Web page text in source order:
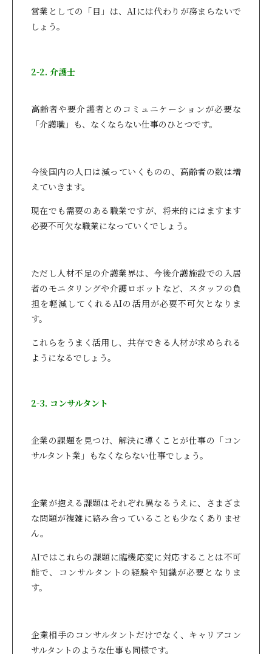
営業としての「目」は、AIには代わりが務まらないで
しょう。
2-2. 介護士
高齢者や要介護者とのコミュニケーションが必要な
「介護職」も、なくならない仕事のひとつです。
今後国内の人口は減っていくものの、高齢者の数は増
えていきます。
現在でも需要のある職業ですが、将来的にはますます
必要不可欠な職業になっていくでしょう。
ただし人材不足の介護業界は、今後介護施設での入居
者のモニタリングや介護ロボットなど、スタッフの負
担を軽減してくれるAIの活用が必要不可欠となりま
す。
これらをうまく活用し、共存できる人材が求められる
ようになるでしょう。
2-3. コンサルタント
企業の課題を見つけ、解決に導くことが仕事の「コン
サルタント業」もなくならない仕事でしょう。
企業が抱える課題はそれぞれ異なるうえに、さまざま
な問題が複雑に絡み合っていることも少なくありませ
ん。
AIではこれらの課題に臨機応変に対応することは不可
能で、コンサルタントの経験や知識が必要となりま
す。
企業相手のコンサルタントだけでなく、キャリアコン
サルタントのような仕事も同様です。